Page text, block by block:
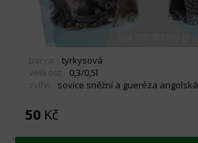
barva:
tyrkysová
velikost:
0,3/0,5l
zvíře:
sovice sněžní a gueréza angolská
50 Kč